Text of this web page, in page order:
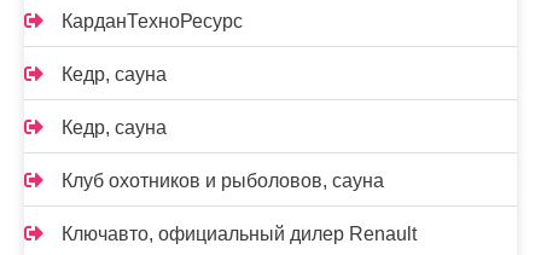
КарданТехноРесурс
Кедр, сауна
Кедр, сауна
Клуб охотников и рыболовов, сауна
Ключавто, официальный дилер Renault